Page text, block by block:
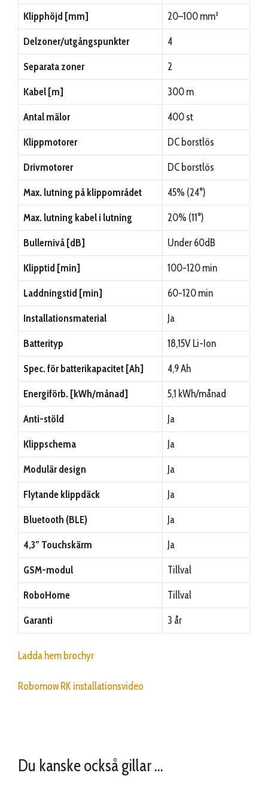
Klipphöjd [mm] 20–100 mm²
Delzoner/utgångspunkter 4
Separata zoner 2
Kabel [m] 300 m
Antal mälor 400 st
Klippmotorer DC borstlös
Drivmotorer DC borstlös
Max. lutning på klippområdet 45% (24°)
Max. lutning kabel i lutning 20% (11°)
Bullernivå [dB] Under 60dB
Klipptid [min] 100-120 min
Laddningstid [min] 60-120 min
Installationsmaterial Ja
Batterityp 18,15V Li-Ion
Spec. för batterikapacitet [Ah] 4,9 Ah
Energiförb. [kWh/månad] 5,1 kWh/månad
Anti-stöld Ja
Klippschema Ja
Modulär design Ja
Flytande klippdäck Ja
Bluetooth (BLE) Ja
4,3” Touchskärm Ja
GSM-modul Tillval
RoboHome Tillval
Garanti 3 år
Ladda hem brochyr
Robomow RK installationsvideo
Du kanske också gillar …